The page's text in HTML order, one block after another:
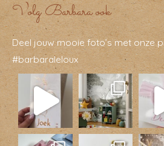
Volg Barbara ook
Deel jouw mooie foto’s met onze
#barbaraleloux